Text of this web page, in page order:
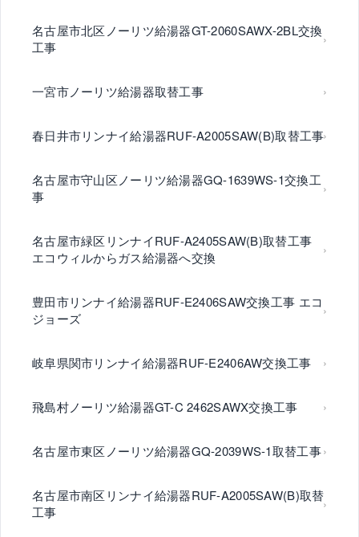
名古屋市北区ノーリツ給湯器GT-2060SAWX-2BL交換
工事
一宮市ノーリツ給湯器取替工事
春日井市リンナイ給湯器RUF-A2005SAW(B)取替工事
名古屋市守山区ノーリツ給湯器GQ-1639WS-1交換工
事
名古屋市緑区リンナイRUF-A2405SAW(B)取替工事
エコウィルからガス給湯器へ交換
豊田市リンナイ給湯器RUF-E2406SAW交換工事 エコ
ジョーズ
岐阜県関市リンナイ給湯器RUF-E2406AW交換工事
飛島村ノーリツ給湯器GT-C 2462SAWX交換工事
名古屋市東区ノーリツ給湯器GQ-2039WS-1取替工事
名古屋市南区リンナイ給湯器RUF-A2005SAW(B)取替
工事